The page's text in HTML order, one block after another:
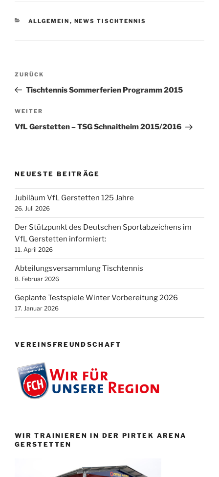
KATEGORIEN
ALLGEMEIN , NEWS TISCHTENNIS
Beitragsnavigation
Vorheriger
Beitrag
ZURÜCK
Tischtennis Sommerferien Programm 2015
Nächster
Beitrag
WEITER
VfL Gerstetten – TSG Schnaitheim 2015/2016
NEUESTE BEITRÄGE
Jubiläum VfL Gerstetten 125 Jahre
26. Juli 2026
Der Stützpunkt des Deutschen Sportabzeichens im
VfL Gerstetten informiert:
11. April 2026
Abteilungsversammlung Tischtennis
8. Februar 2026
Geplante Testspiele Winter Vorbereitung 2026
17. Januar 2026
VEREINSFREUNDSCHAFT
WIR TRAINIEREN IN DER PIRTEK ARENA
GERSTETTEN